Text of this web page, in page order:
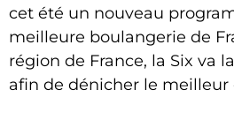
cet été un nouveau
meilleure boulangerie de
région de France, la Six va
afin de dénicher le meilleur